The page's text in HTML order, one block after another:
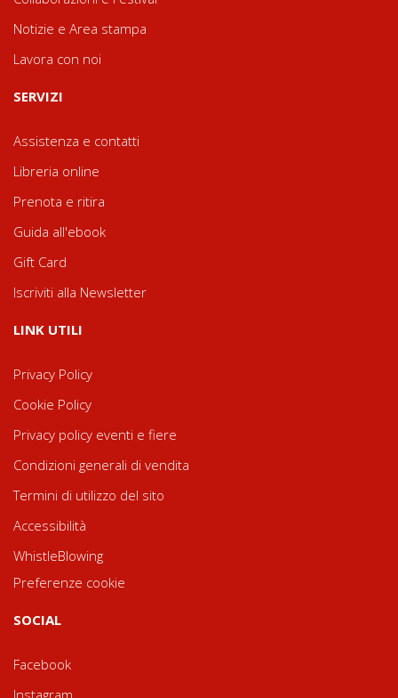
Notizie e Area stampa
Lavora con noi
SERVIZI
Assistenza e contatti
Libreria online
Prenota e ritira
Guida all'ebook
Gift Card
Iscriviti alla Newsletter
LINK UTILI
Privacy Policy
Cookie Policy
Privacy policy eventi e fiere
Condizioni generali di vendita
Termini di utilizzo del sito
Accessibilità
WhistleBlowing
Preferenze cookie
SOCIAL
Facebook
Instagram